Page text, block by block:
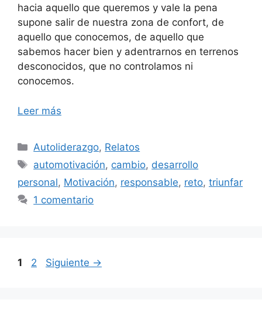
hacia aquello que queremos y vale la pena
supone salir de nuestra zona de confort, de
aquello que conocemos, de aquello que
sabemos hacer bien y adentrarnos en terrenos
desconocidos, que no controlamos ni
conocemos.
Leer más
Categorías
Autoliderazgo, Relatos
Etiquetas
automotivación, cambio, desarrollo
personal, Motivación, responsable, reto, triunfar
1 comentario
Página
1 Página
2 Siguiente →